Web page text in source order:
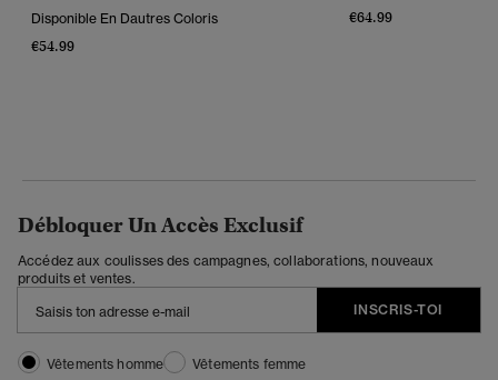
Disponible En Dautres Coloris
€54.99
€64.99
Débloquer Un Accès Exclusif
Accédez aux coulisses des campagnes, collaborations, nouveaux
produits et ventes.
INSCRIS-TOI
Vêtements homme
Vêtements femme